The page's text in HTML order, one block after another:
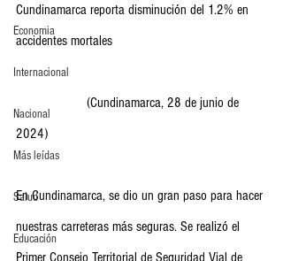
Economia
Internacional
Nacional
Más leídas
Salud
Educación
Cundinamarca reporta disminución del 1.2% en
accidentes mortales
2024)
En Cundinamarca, se dio un gran paso para hacer
nuestras carreteras más seguras. Se realizó el
Primer Consejo Territorial de Seguridad Vial de